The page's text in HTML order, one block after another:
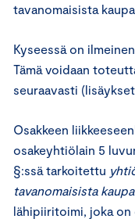
tavanomaisista
Kyseessä on
Tämä voidaan
seuraavasti
Osakkeen
osakeyhtiölain 5
§:ssä tarkoitettu
tavanomaisista
lähipiiritoimi, joka on